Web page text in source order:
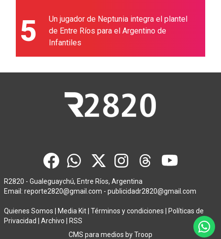
5
Un jugador de Neptunia integra el plantel
de Entre Ríos para el Argentino de
Infantiles
R2820 - Gualeguaychú, Entre Ríos, Argentina
Email: reporte2820@gmail.com - publicidadr2820@gmail.com
Quienes Somos Media Kit Términos y condiciones
Políticas de
Privacidad
Archivo
RSS
CMS para medios byTroop